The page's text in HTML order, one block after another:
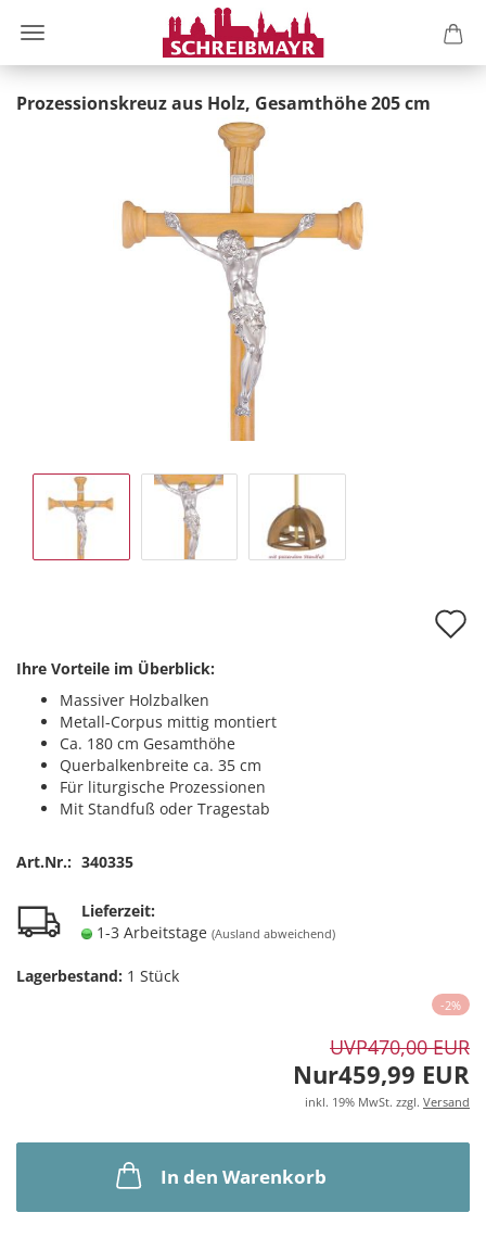
Prozessionskreuz aus Holz, Gesamthöhe 205 cm
Ihre Vorteile im Überblick:
Massiver Holzbalken
Metall-Corpus mittig montiert
Ca. 180 cm Gesamthöhe
Querbalkenbreite ca. 35 cm
Für liturgische Prozessionen
Mit Standfuß oder Tragestab
Art.Nr.: 340335
Lieferzeit:
1-3 Arbeitstage (Ausland abweichend)
Lagerbestand: 1 Stück
-2%
UVP470,00 EUR
Nur459,99 EUR
inkl. 19% MwSt. zzgl. Versand
In den Warenkorb